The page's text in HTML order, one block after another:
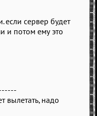
если сервер будет
и потом ему это
вылетать, надо